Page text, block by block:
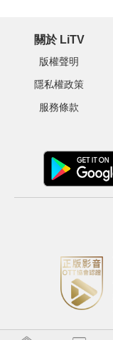
關於 LiTV
版權聲明
隱私權政策
服務條款